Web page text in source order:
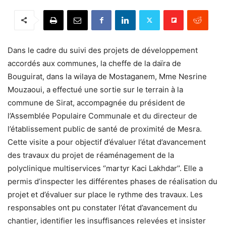
Dans le cadre du suivi des projets de développement
accordés aux communes, la cheffe de la daïra de
Bouguirat, dans la wilaya de Mostaganem, Mme Nesrine
Mouzaoui, a effectué une sortie sur le terrain à la
commune de Sirat, accompagnée du président de
l’Assemblée Populaire Communale et du directeur de
l’établissement public de santé de proximité de Mesra.
Cette visite a pour objectif d’évaluer l’état d’avancement
des travaux du projet de réaménagement de la
polyclinique multiservices ‘’martyr Kaci Lakhdar’’. Elle a
permis d’inspecter les différentes phases de réalisation du
projet et d’évaluer sur place le rythme des travaux. Les
responsables ont pu constater l’état d’avancement du
chantier, identifier les insuffisances relevées et insister